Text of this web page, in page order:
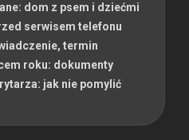
dom z psem i dziećmi
serwisem telefonu
termin
roku: dokumenty
jak nie pomylić